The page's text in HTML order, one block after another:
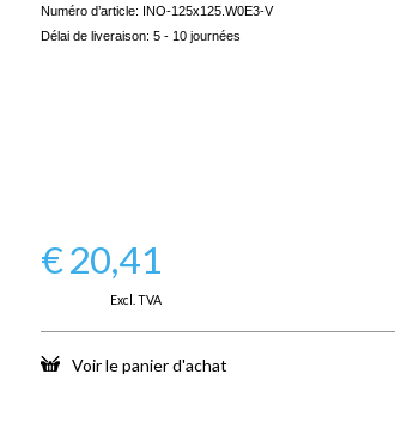
Numéro d’article: INO-125x125.W0E3-V
Délai de liveraison: 5 - 10 journées
€20,41
Excl. TVA
Voir le panier d'achat